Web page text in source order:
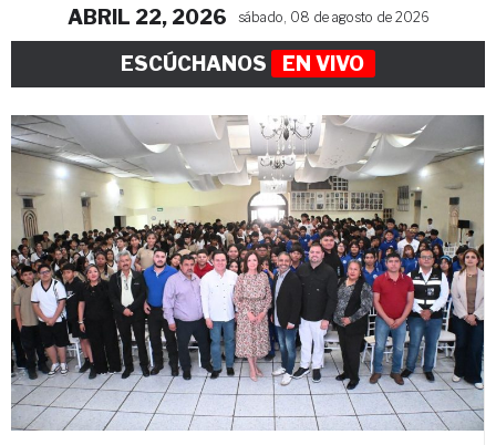
ABRIL 22, 2026 sábado, 08 de agosto de 2026
ESCÚCHANOS EN VIVO